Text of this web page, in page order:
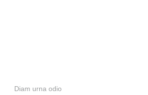
Diam urna odio